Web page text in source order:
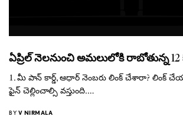
ఏప్రిల్ నెలనుంచి అమలులోకి రాబోతున్న 12
1. మీ పాన్ కార్డ్, ఆధార్ నెంబరు లింక్ చేశారా? లింక్
ఫైన్ చెల్లించాల్సి వస్తుంది.…
BY V NIRMALA